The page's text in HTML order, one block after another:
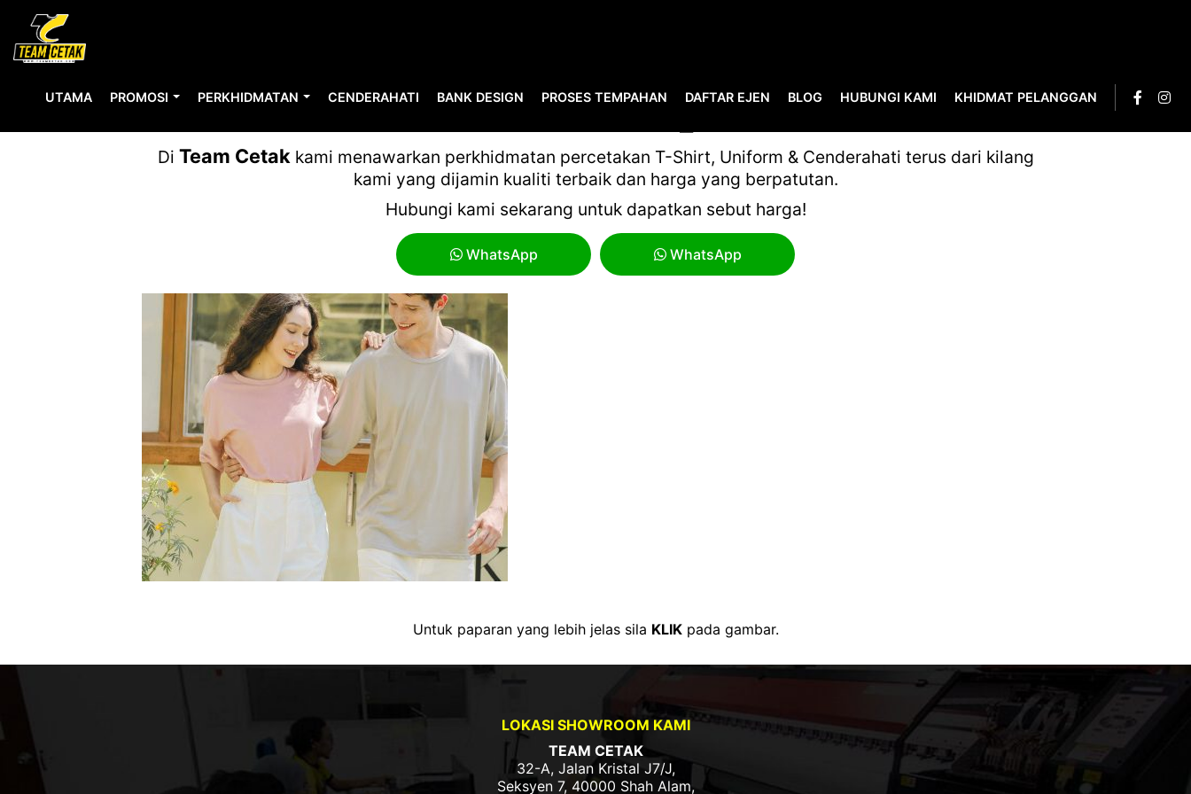
UTAMA PROMOSI PERKHIDMATAN CENDERAHATI BANK DESIGN PROSES TEMPAHAN DAFTAR EJEN BLOG HUBUNGI KAMI KHIDMAT PELANGGAN
Di Team Cetakkami menawarkan perkhidmatan percetakan T-Shirt, Uniform & Cenderahati terus dari kilang
kami yang dijamin kualiti terbaik dan harga yang berpatutan.
Hubungi kami sekarang untuk dapatkan sebut harga!
WhatsApp WhatsApp
Untuk paparan yang lebih jelas sila KLIKpada gambar.
LOKASI SHOWROOM KAMI
TEAM CETAK
32-A, Jalan Kristal J7/J,
Seksyen 7, 40000 Shah Alam,